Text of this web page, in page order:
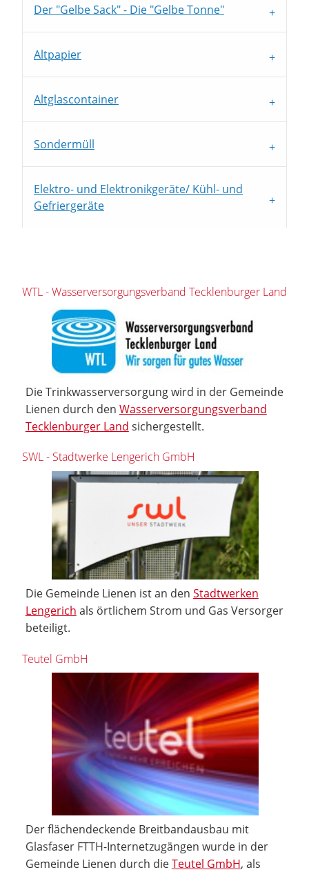
Der "Gelbe Sack" - Die "Gelbe Tonne"
Altpapier
Altglascontainer
Sondermüll
Elektro- und Elektronikgeräte/ Kühl- und
Gefriergeräte
WTL - Wasserversorgungsverband Tecklenburger Land
Die Trinkwasserversorgung wird in der Gemeinde
Lienen durch den Wasserversorgungsverband
Tecklenburger Land sichergestellt.
SWL - Stadtwerke Lengerich GmbH
Die Gemeinde Lienen ist an den Stadtwerken
Lengerich als örtlichem Strom und Gas Versorger
beteiligt.
Teutel GmbH
Der flächendeckende Breitbandausbau mit
Glasfaser FTTH-Internetzugängen wurde in der
Gemeinde Lienen durch dieTeutel GmbH, als